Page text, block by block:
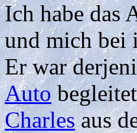
Ich habe das
und mich bei
Er war
Auto
Charlesaus